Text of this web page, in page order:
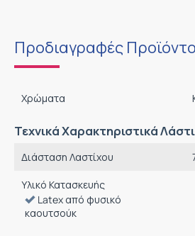
Προδιαγραφές
Χρώματα
Τεχνικά Χαρακτηριστικά
Διάσταση Λαστίχου
Υλικό Κατασκευής
Latex από φυσικό
καουτσούκ